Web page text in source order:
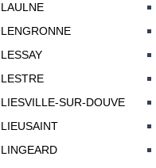
LAULNE
LENGRONNE
LESSAY
LESTRE
LIESVILLE-SUR-DOUVE
LIEUSAINT
LINGEARD